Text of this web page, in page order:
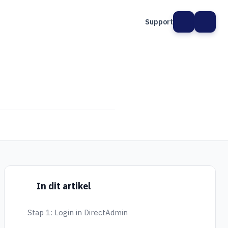
Support
In dit artikel
Stap 1: Login in DirectAdmin